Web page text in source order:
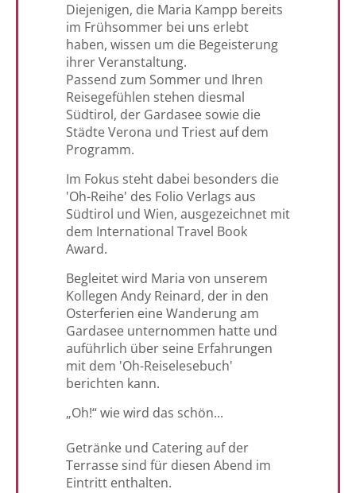
Diejenigen, die Maria Kampp bereits
im Frühsommer bei uns erlebt
haben, wissen um die Begeisterung
ihrer Veranstaltung.
Passend zum Sommer und Ihren
Reisegefühlen stehen diesmal
Südtirol, der Gardasee sowie die
Städte Verona und Triest auf dem
Programm.
Im Fokus steht dabei besonders die
'Oh-Reihe' des Folio Verlags aus
Südtirol und Wien, ausgezeichnet mit
dem International Travel Book
Award.
Begleitet wird Maria von unserem
Kollegen Andy Reinard, der in den
Osterferien eine Wanderung am
Gardasee unternommen hatte und
auführlich über seine Erfahrungen
mit dem 'Oh-Reiselesebuch'
berichten kann.
„Oh!“ wie wird das schön...
Getränke und Catering auf der
Terrasse sind für diesen Abend im
Eintritt enthalten.